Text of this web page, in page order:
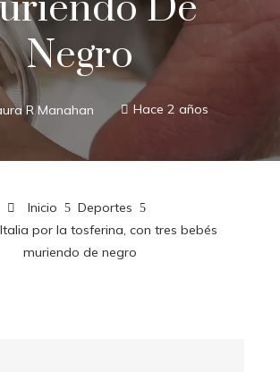
Negro
R Manahan Hace 2 años
Inicio
Deportes
por la tosferina, con tres bebés
muriendo de negro